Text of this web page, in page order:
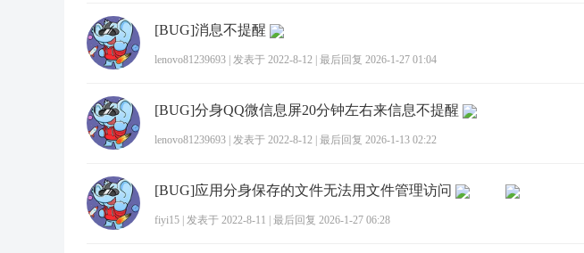
[BUG]消息不提醒
lenovo81239693 发表于 2022-8-12 最后回复 2026-1-27 01:04
[BUG]分身QQ微信息屏20分钟左右来信息不提醒
lenovo81239693 发表于 2022-8-12 最后回复 2026-1-13 02:22
[BUG]应用分身保存的文件无法用文件管理访问
fiyi15 发表于 2022-8-11 最后回复 2026-1-27 06:28